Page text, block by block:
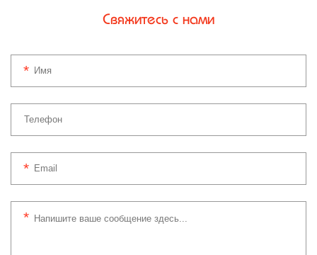
Свяжитесь с нами